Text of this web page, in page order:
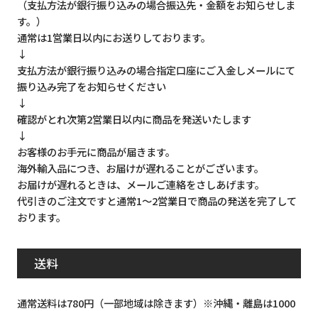
（支払方法が銀行振り込みの場合振込先・金額をお知らせしま
す。）
通常は1営業日以内にお送りしております。
↓
支払方法が銀行振り込みの場合指定口座にご入金しメールにて
振り込み完了をお知らせください
↓
確認がとれ次第2営業日以内に商品を発送いたします
↓
お客様のお手元に商品が届きます。
海外輸入品につき、お届けが遅れることがございます。
お届けが遅れるときは、メールご連絡をさしあげます。
代引きのご注文ですと通常1～2営業日で商品の発送を完了して
おります。
送料
通常送料は780円（一部地域は除きます）※沖縄・離島は1000